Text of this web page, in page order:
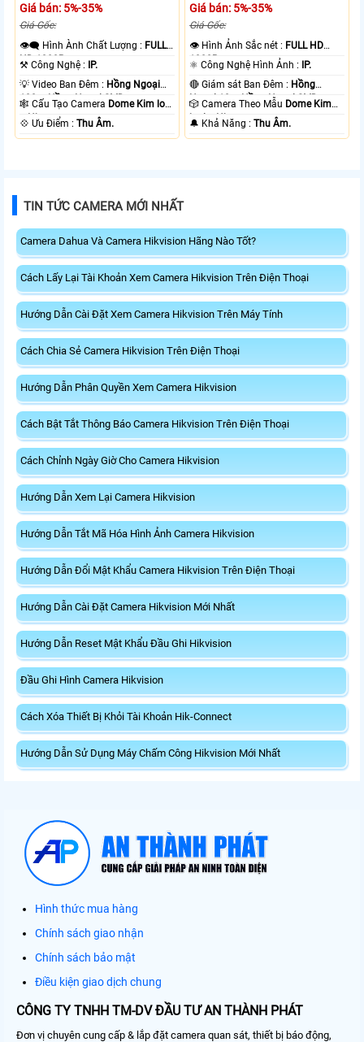
Giá bán: 5%-35%
Giá Gốc:
👁️‍🗨 Hình Ành Chất Lượng : FULL
HD 1080P .
⚒ Công Nghệ :
IP.
💡 Video Ban Đêm : Hồng Ngoại
100m Hồng Ngoại SMD.
🕸️ Cấu Tạo Camera Dome Kim loại
+ Nhựa.
️💠 Ưu Điểm :Thu Âm.
Giá bán: 5%-35%
Giá Gốc:
👁 Hình Ảnh Sắc nét : FULL HD
1080P .
⚛️ Công Nghệ Hình Ảnh :
IP.
🔴 Giám sát Ban Đêm : Hồng
Ngoại 10m Hồng Ngoại SMD.
🎲 Camera Theo Mẫu Dome Kim
loại + Nhựa.
️🔔 Khả Năng :Thu Âm.
TIN TỨC CAMERA MỚI NHẤT
Camera Dahua Và Camera Hikvision Hãng Nào Tốt?
Cách Lấy Lại Tài Khoản Xem Camera Hikvision Trên Điện Thoại
Hướng Dẫn Cài Đặt Xem Camera Hikvision Trên Máy Tính
Cách Chia Sẻ Camera Hikvision Trên Điện Thoại
Hướng Dẫn Phân Quyền Xem Camera Hikvision
Cách Bật Tắt Thông Báo Camera Hikvision Trên Điện Thoại
Cách Chỉnh Ngày Giờ Cho Camera Hikvision
Hướng Dẫn Xem Lại Camera Hikvision
Hướng Dẫn Tắt Mã Hóa Hình Ảnh Camera Hikvision
Hướng Dẫn Đổi Mật Khẩu Camera Hikvision Trên Điện Thoại
Hướng Dẫn Cài Đặt Camera Hikvision Mới Nhất
Hướng Dẫn Reset Mật Khẩu Đầu Ghi Hikvision
Đầu Ghi Hình Camera Hikvision
Cách Xóa Thiết Bị Khỏi Tài Khoản Hik-Connect
Hướng Dẫn Sử Dụng Máy Chấm Công Hikvision Mới Nhất
Hình thức mua hàng
Chính sách giao nhận
Chính sách bảo mật
Điều kiện giao dịch chung
CÔNG TY TNHH TM-DV ĐẦU TƯ AN THÀNH PHÁT
Đơn vị chuyên cung cấp & lắp đặt camera quan sát, thiết bị báo động,